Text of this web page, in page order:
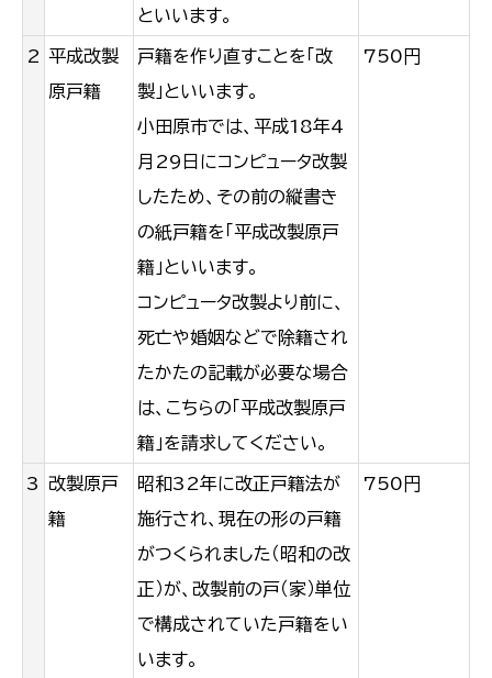
といいます。
2 平成改製
原戸籍
戸籍を作り直すことを「改
製」といいます。
小田原市では、平成18年4
月29日にコンピュータ改製
したため、その前の縦書き
の紙戸籍を「平成改製原戸
籍」といいます。
コンピュータ改製より前に、
死亡や婚姻などで除籍され
たかたの記載が必要な場合
は、こちらの「平成改製原戸
籍」を請求してください。
750円
3
改製原戸
籍
昭和32年に改正戸籍法が
施行され、現在の形の戸籍
がつくられました（昭和の改
正）が、改製前の戸（家）単位
で構成されていた戸籍をい
います。
750円